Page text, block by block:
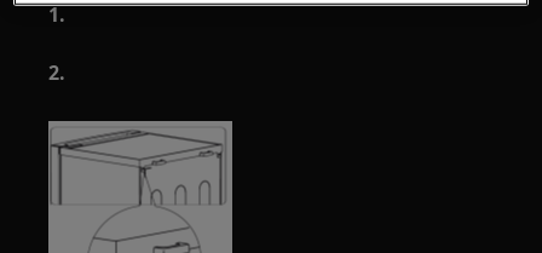
1.
2.